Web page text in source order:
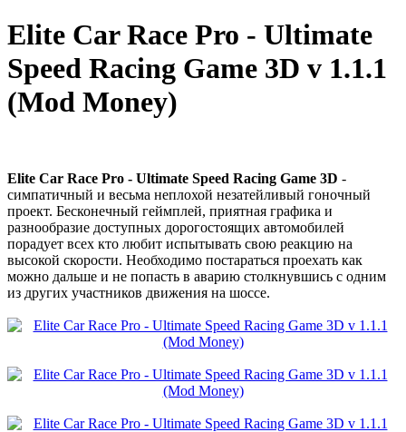
Elite Car Race Pro - Ultimate
Speed Racing Game 3D v 1.1.1
(Mod Money)
Elite Car Race Pro - Ultimate Speed Racing Game 3D -
симпатичный и весьма неплохой незатейливый гоночный
проект. Бесконечный геймплей, приятная графика и
разнообразие доступных дорогостоящих автомобилей
порадует всех кто любит испытывать свою реакцию на
высокой скорости. Необходимо постараться проехать как
можно дальше и не попасть в аварию столкнувшись с одним
из других участников движения на шоссе.